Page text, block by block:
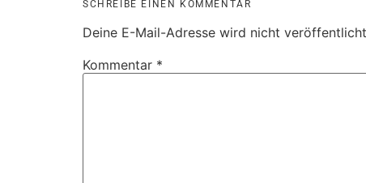
SCHREIBE EINEN KOMMENTAR
Deine E-Mail-Adresse wird nicht
Kommentar *